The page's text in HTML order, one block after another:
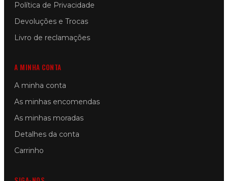
Política de Privacidade
Devoluções e Trocas
Livro de reclamações
A MINHA CONTA
A minha conta
As minhas encomendas
As minhas moradas
Detalhes da conta
Carrinho